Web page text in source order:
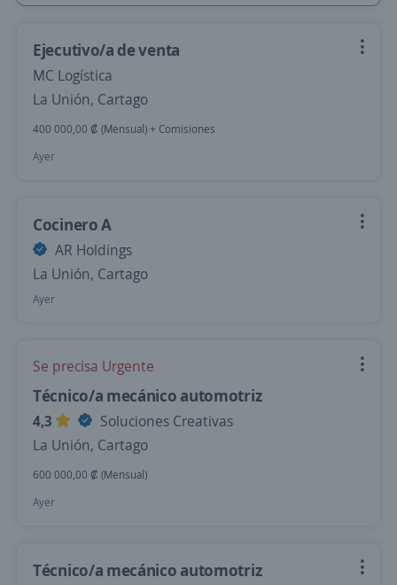
Ejecutivo/a de venta
MC Logística
La Unión, Cartago
400 000,00 ₡ (Mensual) + Comisiones
Ayer
Cocinero A
AR Holdings
La Unión, Cartago
Ayer
Se precisa Urgente
Técnico/a mecánico automotriz
4,3
Soluciones Creativas
La Unión, Cartago
600 000,00 ₡ (Mensual)
Ayer
Técnico/a mecánico automotriz